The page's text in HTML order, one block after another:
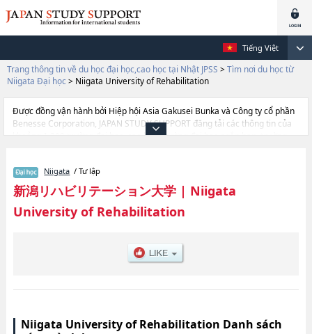
Tiếng Việt
Trang thông tin về du học đại học,cao học tại Nhật JPSS > Tìm nơi du học từ
Niigata Đại học > Niigata University of Rehabilitation
Được đồng vận hành bởi Hiệp hội Asia Gakusei Bunka và Công ty cổ phần
Benesse Corporation, JAPAN STUDY SUPPORT đăng tải các thông tin của
khoảng 1.300 trường đại học, cao học, trường đại học ngắn hạn, trường
Rehabilitation, và thông tin cần thiết dành cho du học sinh, như là về các ,
thông tin về từng ngành học, thông tin liên quan đến thi tuyển như số
lượng tuyển sinh, số lượng trúng tuyển, cở sở trang thiết bị, hướng dẫn địa
điểm v.v...
Niigata / Tư lập
新潟リハビリテーション大学| Niigata
University of Rehabilitation
Niigata University of Rehabilitation Danh sách